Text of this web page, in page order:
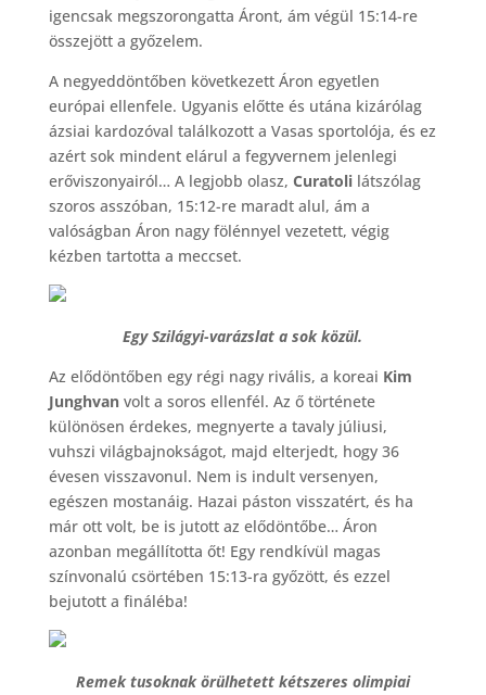
igencsak megszorongatta Áront, ám végül 15:14-re
összejött a győzelem.
A negyeddöntőben következett Áron egyetlen
európai ellenfele. Ugyanis előtte és utána kizárólag
ázsiai kardozóval találkozott a Vasas sportolója, és ez
azért sok mindent elárul a fegyvernem jelenlegi
erőviszonyairól… A legjobb olasz, Curatolilátszólag
szoros asszóban, 15:12-re maradt alul, ám a
valóságban Áron nagy fölénnyel vezetett, végig
kézben tartotta a meccset.
Egy Szilágyi-varázslat a sok közül.
Az elődöntőben egy régi nagy rivális, a koreai Kim
Junghvanvolt a soros ellenfél. Az ő története
különösen érdekes, megnyerte a tavaly júliusi,
vuhszi világbajnokságot, majd elterjedt, hogy 36
évesen visszavonul. Nem is indult versenyen,
egészen mostanáig. Hazai páston visszatért, és ha
már ott volt, be is jutott az elődöntőbe… Áron
azonban megállította őt! Egy rendkívül magas
színvonalú csörtében 15:13-ra győzött, és ezzel
bejutott a fináléba!
Remek tusoknak örülhetett kétszeres olimpiai